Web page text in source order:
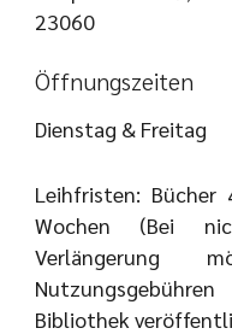
23060
Öffnungszeiten
Dienstag & Freitag
Leihfristen: Bücher
Wochen (Bei
Verlängerung
Bibliothek